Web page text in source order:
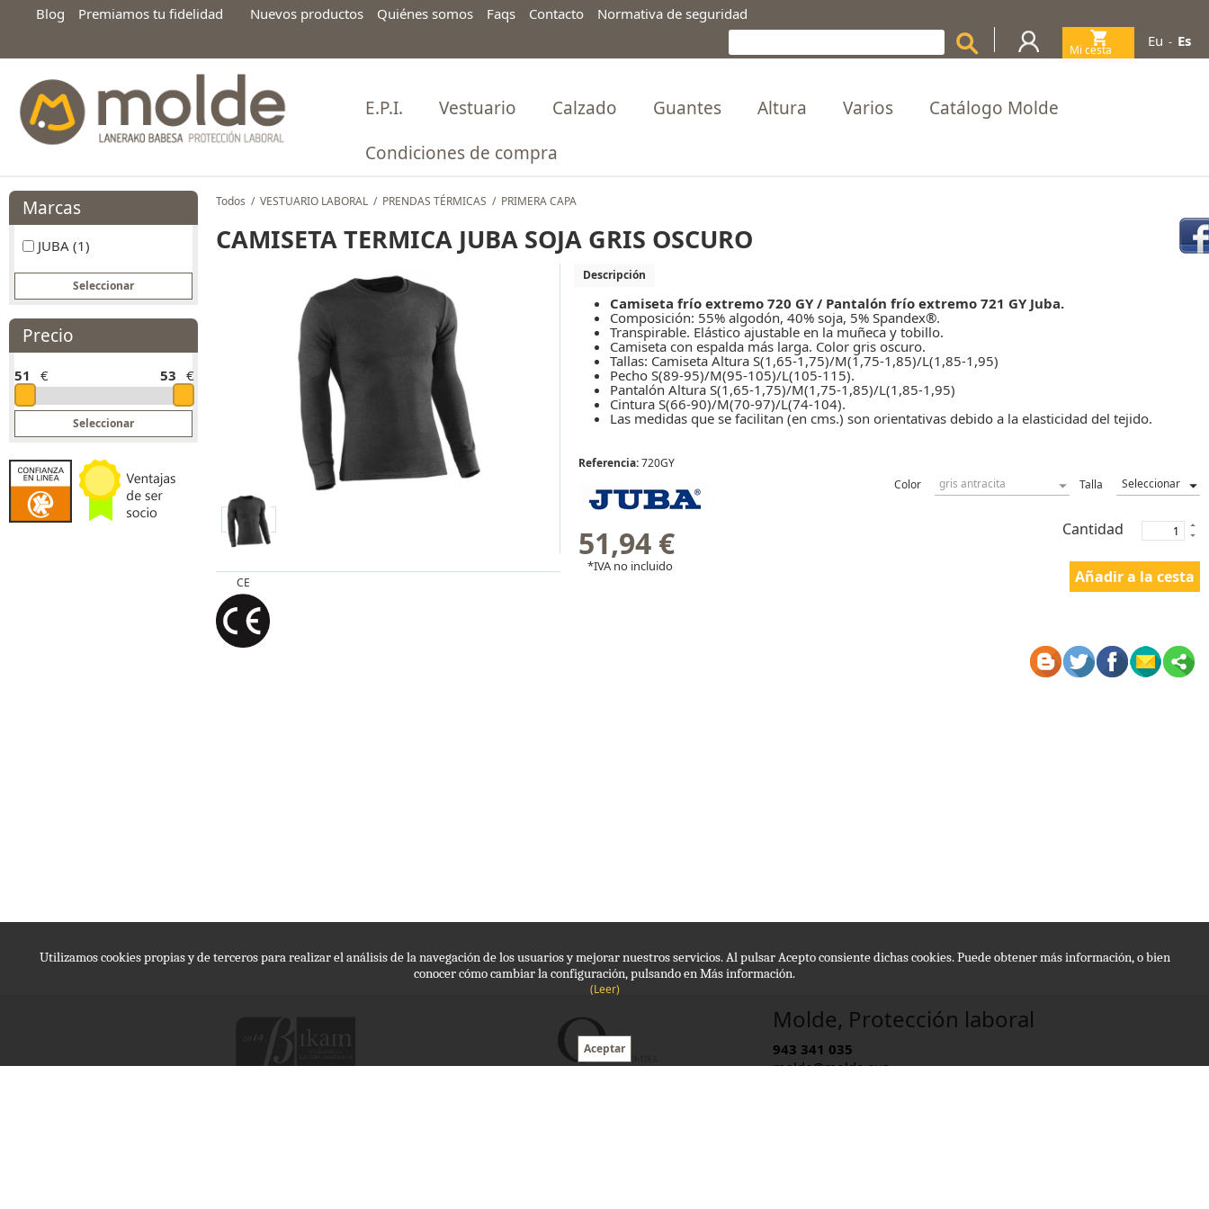
Utilizamos cookies propias y de terceros para realizar el análisis de la navegación de los usuarios y mejorar nuestros servicios. Al pulsar Acepto consiente dichas cookies. Puede obtener más información, o bien
conocer cómo cambiar la configuración, pulsando en Más información.
(Leer)
Blog Premiamos tu fidelidad Nuevos productos Quiénes somos Faqs Contacto Normativa de seguridad
Mi cesta
Eu - Es
E.P.I. Vestuario Calzado Guantes Altura Varios
Catálogo Molde
Condiciones de compra
Marcas
JUBA (1)
Precio
51 € 53 €
Todos / VESTUARIO LABORAL / PRENDAS TÉRMICAS / PRIMERA CAPA
CAMISETA TERMICA JUBA SOJA GRIS OSCURO
CE
Descripción
Camiseta frío extremo 720 GY / Pantalón frío extremo 721 GY Juba.
Composición: 55% algodón, 40% soja, 5% Spandex®.
Transpirable. Elástico ajustable en la muñeca y tobillo.
Camiseta con espalda más larga. Color gris oscuro.
Tallas: Camiseta Altura S(1,65-1,75)/M(1,75-1,85)/L(1,85-1,95)
Pecho S(89-95)/M(95-105)/L(105-115).
Pantalón Altura S(1,65-1,75)/M(1,75-1,85)/L(1,85-1,95)
Cintura S(66-90)/M(70-97)/L(74-104).
Las medidas que se facilitan (en cms.) son orientativas debido a la elasticidad del tejido.
Referencia:720GY
Color
Talla
51,94 €
*IVA no incluido
Cantidad
Molde, Protección laboral
943 341 035
molde@molde.eus